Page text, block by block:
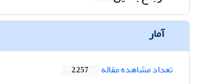
آمار
تعداد مشاهده مقاله 2,257